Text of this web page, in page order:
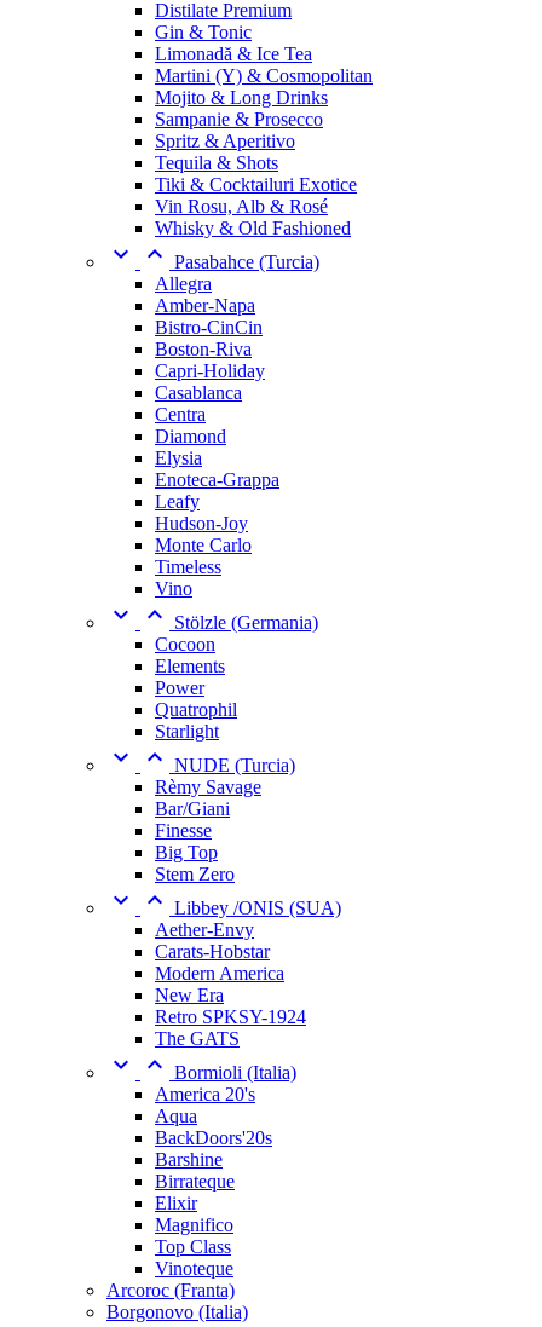
Distilate Premium
Gin & Tonic
Limonadă & Ice Tea
Martini (Y) & Cosmopolitan
Mojito & Long Drinks
Sampanie & Prosecco
Spritz & Aperitivo
Tequila & Shots
Tiki & Cocktailuri Exotice
Vin Rosu, Alb & Rosé
Whisky & Old Fashioned
  Pasabahce (Turcia)
Allegra
Amber-Napa
Bistro-CinCin
Boston-Riva
Capri-Holiday
Casablanca
Centra
Diamond
Elysia
Enoteca-Grappa
Leafy
Hudson-Joy
Monte Carlo
Timeless
Vino
 
Stölzle (Germania)
Cocoon
Elements
Power
Quatrophil
Starlight
  NUDE (Turcia)
Rèmy Savage
Bar/Giani
Finesse
Big Top
Stem Zero
  Libbey /ONIS (SUA)
Aether-Envy
Carats-Hobstar
Modern America
New Era
Retro SPKSY-1924
The GATS
  Bormioli (Italia)
America 20's
Aqua
BackDoors'20s
Barshine
Birrateque
Elixir
Magnifico
Top Class
Vinoteque
Arcoroc (Franta)
Borgonovo (Italia)